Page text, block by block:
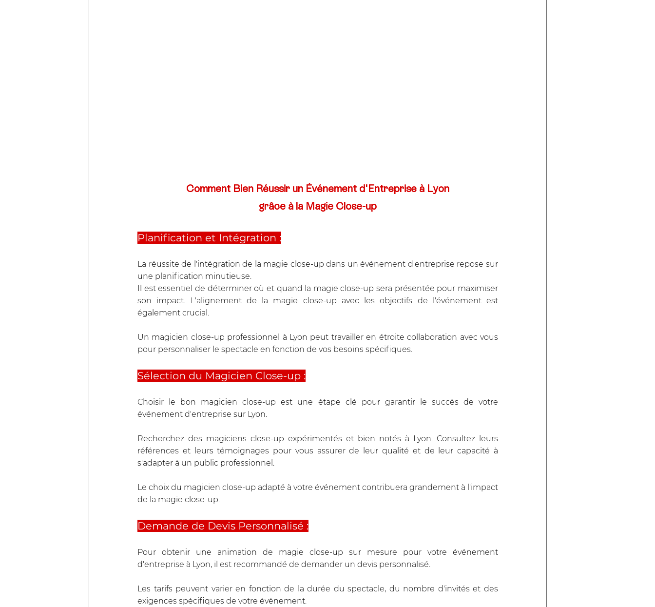
Comment Bien Réussir un Événement d'Entreprise à Lyon
grâce à la Magie Close-up
Planification et Intégration :
La réussite de l'intégration de la magie close-up dans un événement d'entreprise repose sur
une planification minutieuse.
Il est essentiel de déterminer où et quand la magie close-up sera présentée pour maximiser
son impact. L'alignement de la magie close-up avec les objectifs de l'événement est
également crucial.
Un magicien close-up professionnel à Lyon peut travailler en étroite collaboration avec vous
pour personnaliser le spectacle en fonction de vos besoins spécifiques.
Sélection du Magicien Close-up :
Choisir le bon magicien close-up est une étape clé pour garantir le succès de votre
événement d'entreprise sur Lyon.
Recherchez des magiciens close-up expérimentés et bien notés à Lyon. Consultez leurs
références et leurs témoignages pour vous assurer de leur qualité et de leur capacité à
s'adapter à un public professionnel.
Le choix du magicien close-up adapté à votre événement contribuera grandement à l'impact
de la magie close-up.
Demande de Devis Personnalisé :
Pour obtenir une animation de magie close-up sur mesure pour votre événement
d'entreprise à Lyon, il est recommandé de demander un devis personnalisé.
Les tarifs peuvent varier en fonction de la durée du spectacle, du nombre d'invités et des
exigences spécifiques de votre événement.